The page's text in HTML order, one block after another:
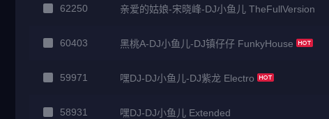
62250 亲爱的姑娘-宋晓峰-DJ小鱼儿 TheFullVersion
60403 黑桃A-DJ小鱼儿-DJ镇仔仔 FunkyHouse
59971 嘿DJ-DJ小鱼儿-DJ紫龙 Electro
58931 嘿DJ-DJ小鱼儿 Extended